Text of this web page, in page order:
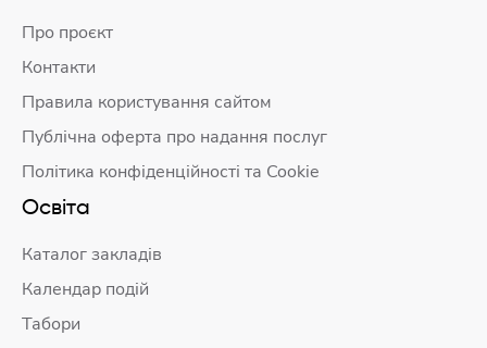
Про проєкт
Контакти
Правила користування сайтом
Публічна оферта про надання послуг
Політика конфіденційності та Cookie
Освіта
Каталог закладів
Календар подій
Табори